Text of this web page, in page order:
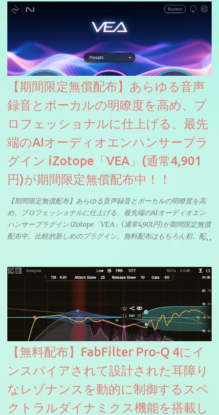
【期間限定無償配布】あらゆる音声
録音とボーカルの明瞭度を高め、プ
ロフェッショナルに仕上げる、最先
端のAIオーディオエンハンサープラ
グイン iZotope「VEA」(通常4,901
円)が期間限定無償配布中！！
【期間限定無償配布】あらゆる音声録音とボーカルの明瞭度を高
め、プロフェッショナルに仕上げる、最先端のAIオーディオエン
ハンサープラグイン iZotope「VEA」(通常4,901円)が期間限定無償
配布中。比較的新しめのプラグイン。無料配布はもちろん初。配
【無料配布】FabFilter Pro-Q 4にイ
ンスパイアされて設計された耳障り
なレゾナンスを動的に制御するスペ
クトラルダイナミクス機能を搭載し